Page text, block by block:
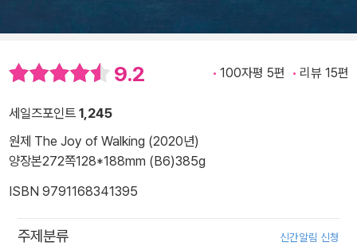
9.2 100자평 5편 리뷰 15편
세일즈포인트 1,245
원제 The Joy of Walking (2020년)
양장본272쪽128*188mm (B6)385g
ISBN 9791168341395
주제분류 신간알림 신청